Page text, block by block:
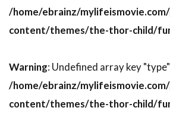
デヴィッド・オグデン・スティア
デヴィッド・キュービット
デヴィッド・クリンツマン
デヴィッド・クリーゲル
デ
/home/ebrainz/
content/themes/the-thor-child/
Warning: Undefined array key
/home/ebrainz/
content/themes/the-thor-child/